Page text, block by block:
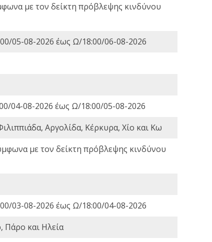
με τον δείκτη πρόβλεψης κινδύνου
05-08-2026 έως Ω/18:00/06-08-2026
04-08-2026 έως Ω/18:00/05-08-2026
Αργολίδα, Κέρκυρα, Χίο και Κω
με τον δείκτη πρόβλεψης κινδύνου
03-08-2026 έως Ω/18:00/04-08-2026
Πάρο και Ηλεία